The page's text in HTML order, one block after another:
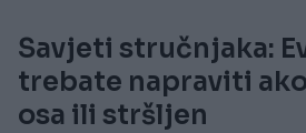
Savjeti stručnjaka:
trebate napraviti
osa ili stršljen